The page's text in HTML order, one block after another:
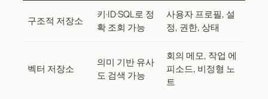
구조적 저장소
키·ID·SQL로 정
확 조회 가능
사용자 프로필, 설
정, 권한, 상태
벡터 저장소
의미 기반 유사
도 검색 가능
회의 메모, 작업 에
피소드, 비정형 노
트